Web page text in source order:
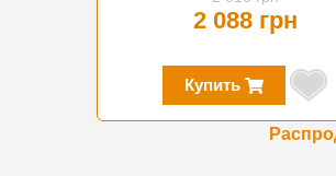
2 088 грн
Купить